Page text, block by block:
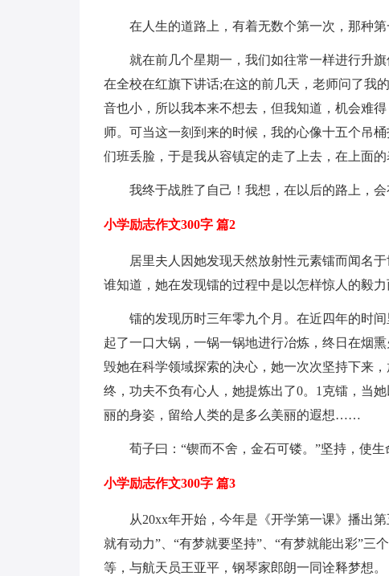
在人生的道路上，有着无数个第一次，那种
就在前几个星期一，我们如往常一样进行升
在全校在红旗下讲话;在这的前几天，老师问了我
音也小，所以我本来不想去，但我知道，机会难
师。可当这一刻到来的时候，我的心像十五个吊
们班丢脸，于是我从容镇定的走了上去，在上面
我终于战胜了自己！我想，在以后的路上，
小学励志作文300字 篇2
居里夫人因她发现天然放射性元素镭而闻名
谁知道，她在发现镭的过程中是以怎样惊人的毅力
镭的发现历时三年零九个月。在近四年的时
起了一口大锅，一锅一锅地进行冶炼，终日在烟
毁她在科学领域探索的决心，她一次次坚持下来
终，功夫不负有心人，她提炼出了0。1克镭，当
丽的身姿，留给人类的是多么美丽的遐想……
荀子曰：“锲而不舍，金石可镂。”坚持，使
小学励志作文300字 篇3
从20xx年开始，今年是《开学第一课》播出
就有动力”、“有梦就要坚持”、“有梦就能出彩”
等，与航天员王亚平，钢琴家郎朗一同诠释梦想。